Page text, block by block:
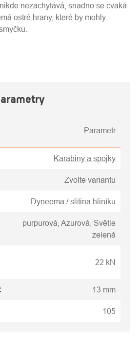
nezachytává, snadno se cvaká
ostré hrany, které by mohly
Parametr
Karabiny a spojky
Zvolte variantu
Dyneema / slitina hliníku
purpurová, Azurová, Světle
zelená
22 kN
: 13 mm
105